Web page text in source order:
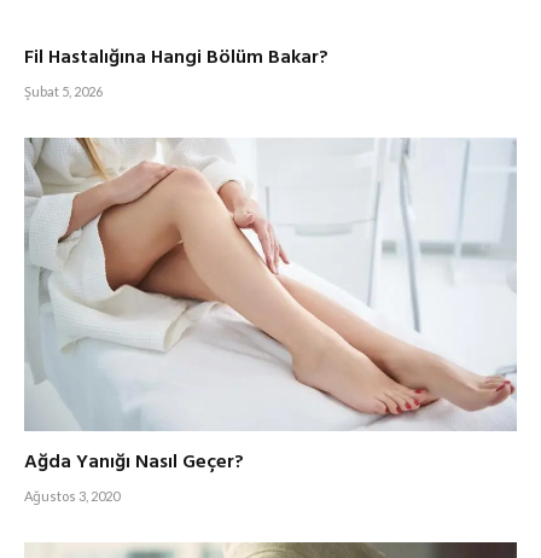
Fil Hastalığına Hangi Bölüm Bakar?
Şubat 5, 2026
Ağda Yanığı Nasıl Geçer?
Ağustos 3, 2020